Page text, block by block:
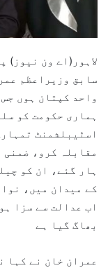
لاہور(اے ون نیوز)
سابق وزیراعظم
واحد کپتان ہوں
ہماری حکومت کو
اسٹیبلشمنٹ
مقابلہ کرو، ضمنی
ہار گئے، ان کو
کے میدان میں،
اب عدالت سے سزا
بھاگ گیا ہے
عمران خان نے کہا